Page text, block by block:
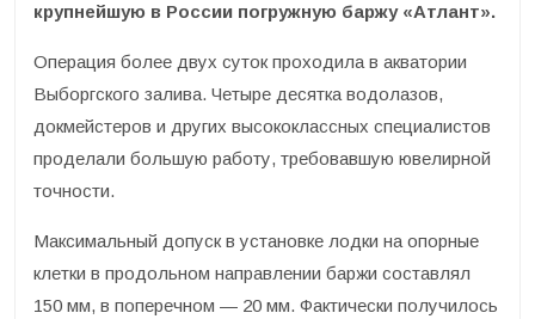
крупнейшую в России погружную баржу «Атлант».
Операция более двух суток проходила в акватории
Выборгского залива. Четыре десятка водолазов,
докмейстеров и других высококлассных специалистов
проделали большую работу, требовавшую ювелирной
точности.
Максимальный допуск в установке лодки на опорные
клетки в продольном направлении баржи составлял
150 мм, в поперечном — 20 мм. Фактически получилось